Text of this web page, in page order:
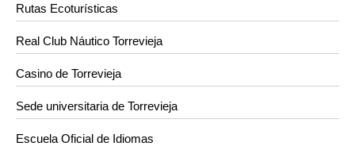
Rutas Ecoturísticas
Real Club Náutico Torrevieja
Casino de Torrevieja
Sede universitaria de Torrevieja
Escuela Oficial de Idiomas